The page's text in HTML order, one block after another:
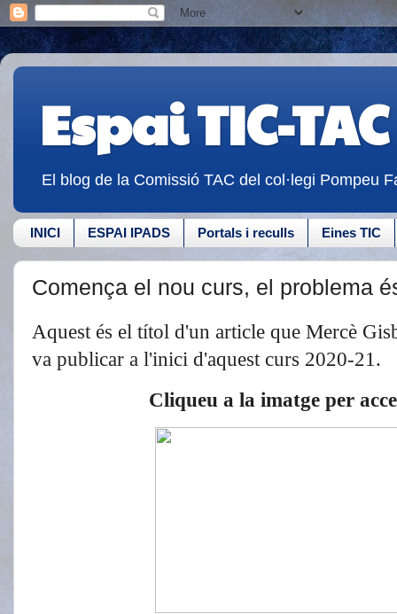
Espai TIC-TAC
El blog de la Comissió TAC del col·legi Pompeu
INICI ESPAI IPADS Portals i reculls Eines TIC
Comença el nou curs, el problema
Aquest és el títol d'un article que Mercè
va publicar a l'inici d'aquest curs 2020-21.
Cliqueu a la imatge per